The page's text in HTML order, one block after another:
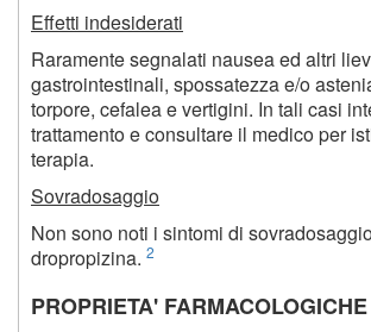
Effetti indesiderati
Raramente segnalati nausea ed altri
gastrointestinali, spossatezza e/o
torpore, cefalea e vertigini. In tali casi
trattamento e consultare il medico per
terapia.
Sovradosaggio
Non sono noti i sintomi di
dropropizina. 2
PROPRIETA' FARMACOLOGICHE